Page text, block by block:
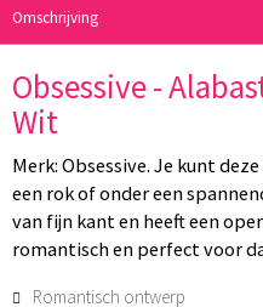
Omschrijving
Obsessive -
Wit
Merk: Obsessive. Je kunt
een rok of onder een
van fijn kant en heeft een
romantisch en perfect voor
Romantisch ontwerp